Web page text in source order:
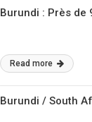
Burundi : Près
Read more
Burundi / South